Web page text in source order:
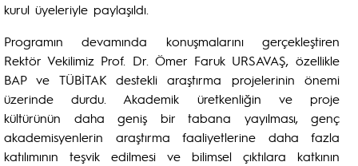
kurul üyeleriyle paylaşıldı.
Programın devamında konuşmalarını gerçekleştiren
Rektör Vekilimiz Prof. Dr. Ömer Faruk URSAVAŞ, özellikle
BAP ve TÜBİTAK destekli araştırma projelerinin önemi
üzerinde durdu. Akademik üretkenliğin ve proje
kültürünün daha geniş bir tabana yayılması, genç
akademisyenlerin araştırma faaliyetlerine daha fazla
katılımının teşvik edilmesi ve bilimsel çıktılara katkının